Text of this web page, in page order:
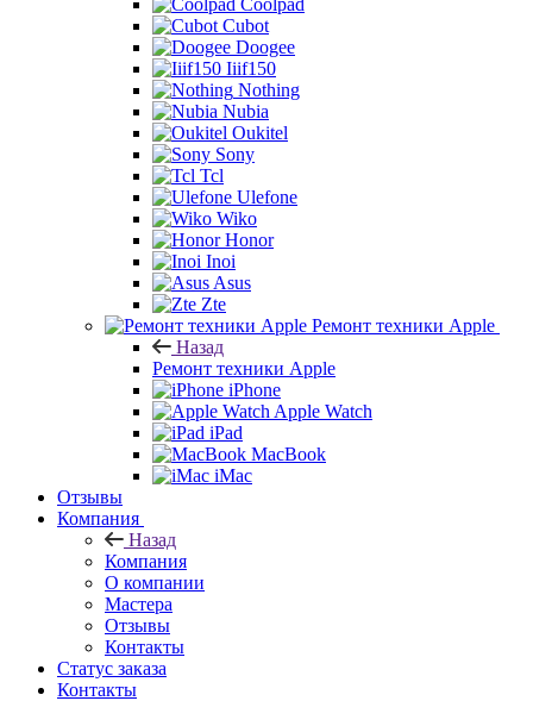
Coolpad
Cubot
Doogee
Iiif150
Nothing
Nubia
Oukitel
Sony
Tcl
Ulefone
Wiko
Honor
Inoi
Asus
Zte
Ремонт техники Apple
Назад
Ремонт техники Apple
iPhone
Apple Watch
iPad
MacBook
iMac
Отзывы
Компания
Назад
Компания
О компании
Мастера
Отзывы
Контакты
Статус заказа
Контакты